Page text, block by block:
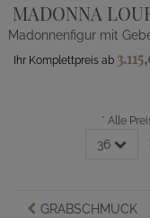
MADONNA
Madonnenfigur mit
Ihr Komplettpreis ab
* Alle
36
GRABSCHMUCK